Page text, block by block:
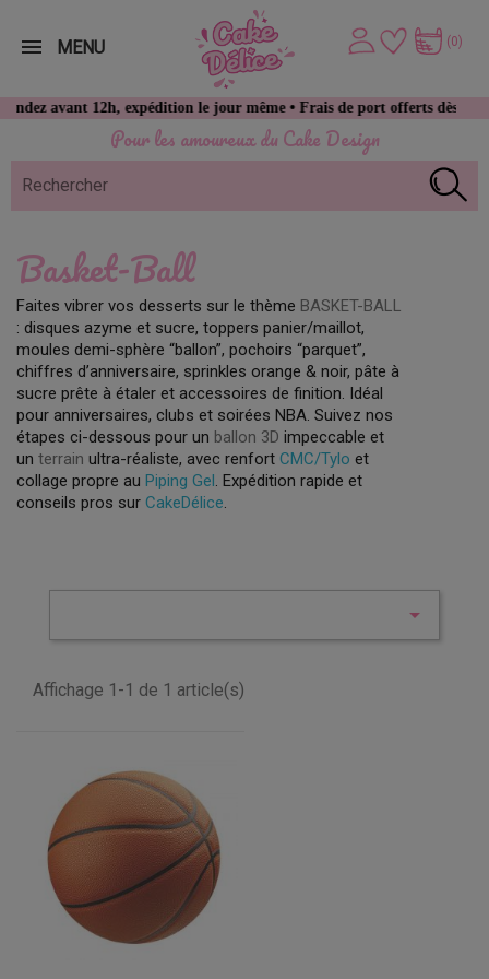
Pour les amoureux du Cake Design
avant 12h, expédition le jour même • Frais de port offerts dès 49 €
(0)
MENU
Basket-Ball
Faites vibrer vos desserts sur le thème BASKET-BALL
: disques azyme et sucre, toppers panier/maillot,
moules demi-sphère “ballon”, pochoirs “parquet”,
chiffres d’anniversaire, sprinkles orange & noir, pâte à
sucre prête à étaler et accessoires de finition. Idéal
pour anniversaires, clubs et soirées NBA. Suivez nos
étapes ci-dessous pour un ballon 3D impeccable et
un terrain ultra-réaliste, avec renfort CMC/Tylo et
collage propre au Piping Gel. Expédition rapide et
conseils pros sur CakeDélice.

Affichage 1-1 de 1 article(s)